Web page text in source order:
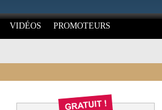
VIDÉOS PROMOTEURS